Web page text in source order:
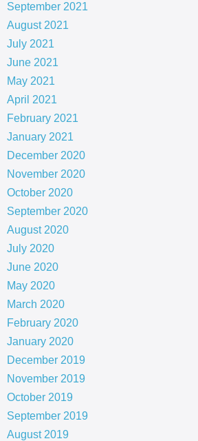
September 2021
August 2021
July 2021
June 2021
May 2021
April 2021
February 2021
January 2021
December 2020
November 2020
October 2020
September 2020
August 2020
July 2020
June 2020
May 2020
March 2020
February 2020
January 2020
December 2019
November 2019
October 2019
September 2019
August 2019